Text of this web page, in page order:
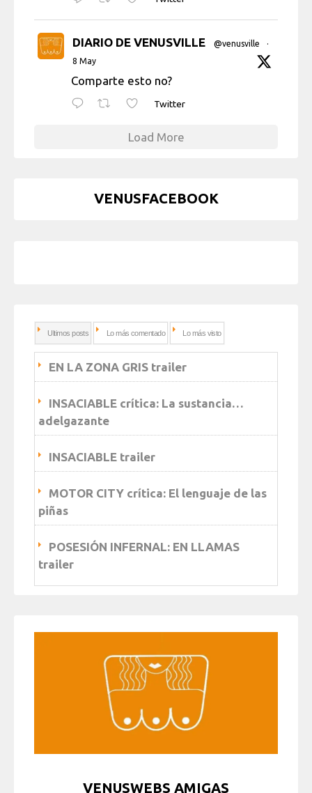
DIARIO DE VENUSVILLE @venusville
·
8 May
Comparte esto no?
Twitter
Load More
VENUSFACEBOOK
Ultimos posts Lo más comentado Lo más visto
EN LA ZONA GRIS trailer
INSACIABLE crítica: La sustancia…
adelgazante
INSACIABLE trailer
MOTOR CITY crítica: El lenguaje de las
piñas
POSESIÓN INFERNAL: EN LLAMAS
trailer
VENUSWEBS AMIGAS